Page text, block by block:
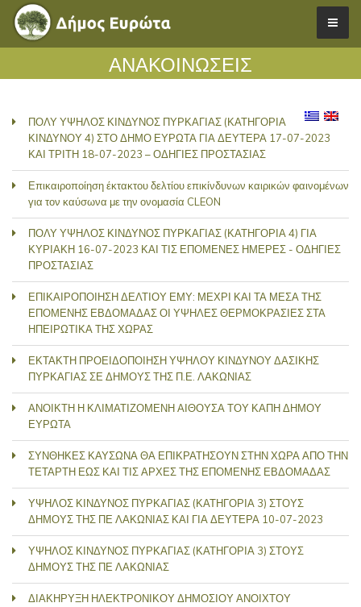
ΑΝΑΚΟΙΝΩΣΕΙΣ
ΠΟΛΥ ΥΨΗΛΟΣ ΚΙΝΔΥΝΟΣ ΠΥΡΚΑΓΙΑΣ (ΚΑΤΗΓΟΡΙΑ
ΚΙΝΔΥΝΟΥ 4) ΣΤΟ ΔΗΜΟ ΕΥΡΩΤΑ ΓΙΑ ΔΕΥΤΕΡΑ 17-07-2023
ΚΑΙ ΤΡΙΤΗ 18-07-2023 – ΟΔΗΓΙΕΣ ΠΡΟΣΤΑΣΙΑΣ
Επικαιροποίηση έκτακτου δελτίου επικίνδυνων καιρικών φαινομένων
για τον καύσωνα με την ονομασία CLEON
ΠΟΛΥ ΥΨΗΛΟΣ ΚΙΝΔΥΝΟΣ ΠΥΡΚΑΓΙΑΣ (ΚΑΤΗΓΟΡΙΑ 4) ΓΙΑ
ΚΥΡΙΑΚΗ 16-07-2023 ΚΑΙ ΤΙΣ ΕΠΟΜΕΝΕΣ ΗΜΕΡΕΣ - ΟΔΗΓΙΕΣ
ΠΡΟΣΤΑΣΙΑΣ
ΕΠΙΚΑΙΡΟΠΟΙΗΣΗ ΔΕΛΤΙΟΥ ΕΜΥ: ΜΕΧΡΙ ΚΑΙ ΤΑ ΜΕΣΑ ΤΗΣ
ΕΠΟΜΕΝΗΣ ΕΒΔΟΜΑΔΑΣ ΟΙ ΥΨΗΛΕΣ ΘΕΡΜΟΚΡΑΣΙΕΣ ΣΤΑ
ΗΠΕΙΡΩΤΙΚΑ ΤΗΣ ΧΩΡΑΣ
ΕΚΤΑΚΤΗ ΠΡΟΕΙΔΟΠΟΙΗΣΗ ΥΨΗΛΟΥ ΚΙΝΔΥΝΟΥ ΔΑΣΙΚΗΣ
ΠΥΡΚΑΓΙΑΣ ΣΕ ΔΗΜΟΥΣ ΤΗΣ Π.Ε. ΛΑΚΩΝΙΑΣ
ΑΝΟΙΚΤΗ Η ΚΛΙΜΑΤΙΖΟΜΕΝΗ ΑΙΘΟΥΣΑ ΤΟΥ ΚΑΠΗ ΔΗΜΟΥ
ΕΥΡΩΤΑ
ΣΥΝΘΗΚΕΣ ΚΑΥΣΩΝΑ ΘΑ ΕΠΙΚΡΑΤΗΣΟΥΝ ΣΤΗΝ ΧΩΡΑ ΑΠΟ ΤΗΝ
ΤΕΤΑΡΤΗ ΕΩΣ ΚΑΙ ΤΙΣ ΑΡΧΕΣ ΤΗΣ ΕΠΟΜΕΝΗΣ ΕΒΔΟΜΑΔΑΣ
ΥΨΗΛΟΣ ΚΙΝΔΥΝΟΣ ΠΥΡΚΑΓΙΑΣ (ΚΑΤΗΓΟΡΙΑ 3) ΣΤΟΥΣ
ΔΗΜΟΥΣ ΤΗΣ ΠΕ ΛΑΚΩΝΙΑΣ ΚΑΙ ΓΙΑ ΔΕΥΤΕΡΑ 10-07-2023
ΥΨΗΛΟΣ ΚΙΝΔΥΝΟΣ ΠΥΡΚΑΓΙΑΣ (ΚΑΤΗΓΟΡΙΑ 3) ΣΤΟΥΣ
ΔΗΜΟΥΣ ΤΗΣ ΠΕ ΛΑΚΩΝΙΑΣ
ΔΙΑΚΗΡΥΞΗ ΗΛΕΚΤΡΟΝΙΚΟΥ ΔΗΜΟΣΙΟΥ ΑΝΟΙΧΤΟΥ